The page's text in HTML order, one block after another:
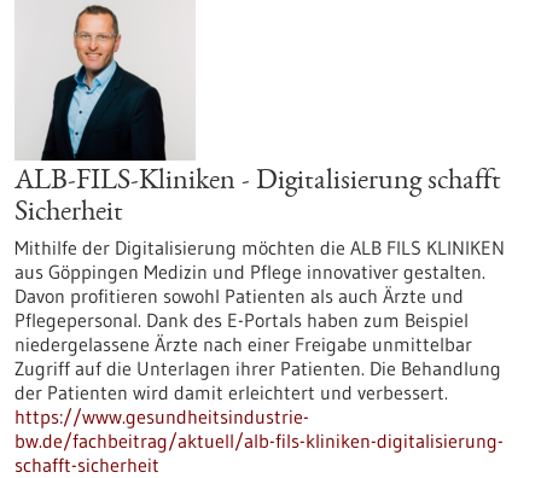
ALB-FILS-Kliniken - Digitalisierung schafft
Sicherheit
Mithilfe der Digitalisierung möchten die ALB FILS KLINIKEN
aus Göppingen Medizin und Pflege innovativer gestalten.
Davon profitieren sowohl Patienten als auch Ärzte und
Pflegepersonal. Dank des E-Portals haben zum Beispiel
niedergelassene Ärzte nach einer Freigabe unmittelbar
Zugriff auf die Unterlagen ihrer Patienten. Die Behandlung
der Patienten wird damit erleichtert und verbessert.
https://www.gesundheitsindustrie-
bw.de/fachbeitrag/aktuell/alb-fils-kliniken-digitalisierung-
schafft-sicherheit